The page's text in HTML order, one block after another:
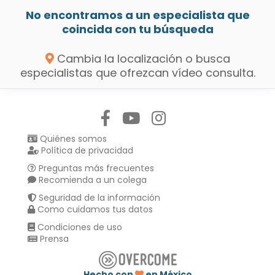
No encontramos a un especialista que
coincida con tu búsqueda
Cambia la localización o busca
especialistas que ofrezcan vídeo consulta.
Quiénes somos
Política de privacidad
Preguntas más frecuentes
Recomienda a un colega
Seguridad de la información
Como cuidamos tus datos
Condiciones de uso
Prensa